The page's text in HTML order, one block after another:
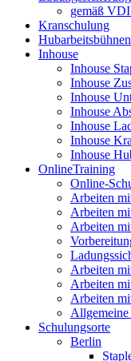
gemäß
Kranschulung
Hubarbeitsbühnen
Inhouse
Inhouse
Inhouse
Inhouse
Inhouse
Inhouse
Inhouse
Inhouse
OnlineTraining
Online-
Arbeiten
Arbeiten
Arbeiten
Arbeiten
Arbeiten
Arbeiten
Schulungsorte
Berlin